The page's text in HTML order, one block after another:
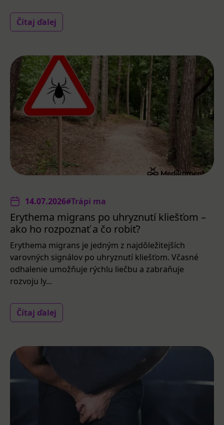
Čítaj ďalej
14.07.2026#Trápi ma
Erythema migrans po uhryznutí kliešťom –
ako ho rozpoznať a čo robiť?
Erythema migrans je jedným z najdôležitejších
varovných signálov po uhryznutí kliešťom. Včasné
odhalenie umožňuje rýchlu liečbu a zabraňuje
rozvoju ly...
Čítaj ďalej